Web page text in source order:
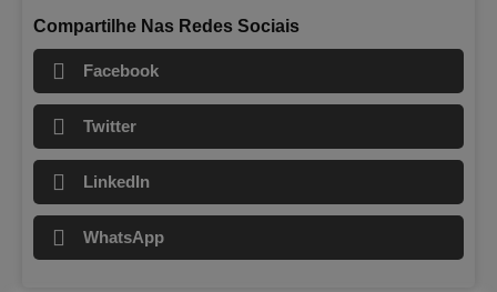
Compartilhe Nas Redes Sociais
Facebook
Twitter
LinkedIn
WhatsApp